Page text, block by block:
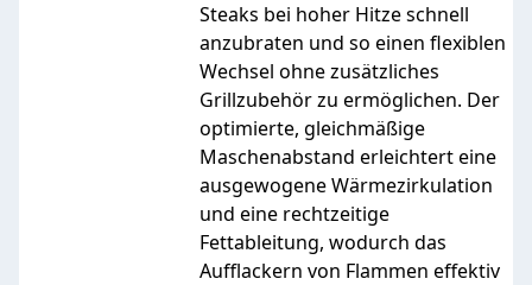
Steaks bei hoher Hitze schnell
anzubraten und so einen flexiblen
Wechsel ohne zusätzliches
Grillzubehör zu ermöglichen. Der
optimierte, gleichmäßige
Maschenabstand erleichtert eine
ausgewogene Wärmezirkulation
und eine rechtzeitige
Fettableitung, wodurch das
Aufflackern von Flammen effektiv